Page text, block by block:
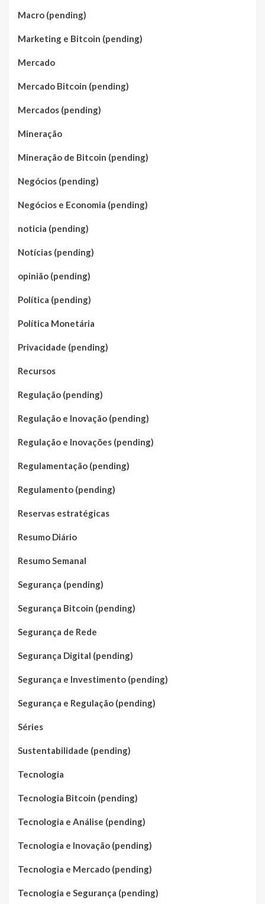
Macro (pending)
Marketing e Bitcoin (pending)
Mercado
Mercado Bitcoin (pending)
Mercados (pending)
Mineração
Mineração de Bitcoin (pending)
Negócios (pending)
Negócios e Economia (pending)
noticia (pending)
Notícias (pending)
opinião (pending)
Política (pending)
Política Monetária
Privacidade (pending)
Recursos
Regulação (pending)
Regulação e Inovação (pending)
Regulação e Inovações (pending)
Regulamentação (pending)
Regulamento (pending)
Reservas estratégicas
Resumo Diário
Resumo Semanal
Segurança (pending)
Segurança Bitcoin (pending)
Segurança de Rede
Segurança Digital (pending)
Segurança e Investimento (pending)
Segurança e Regulação (pending)
Séries
Sustentabilidade (pending)
Tecnologia
Tecnologia Bitcoin (pending)
Tecnologia e Análise (pending)
Tecnologia e Inovação (pending)
Tecnologia e Mercado (pending)
Tecnologia e Segurança (pending)